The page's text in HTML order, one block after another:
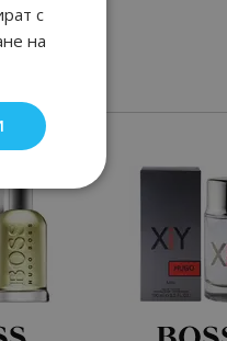
с
на